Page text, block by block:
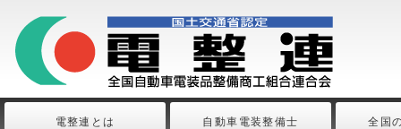
電整連とは 自動車電装整備士 全国